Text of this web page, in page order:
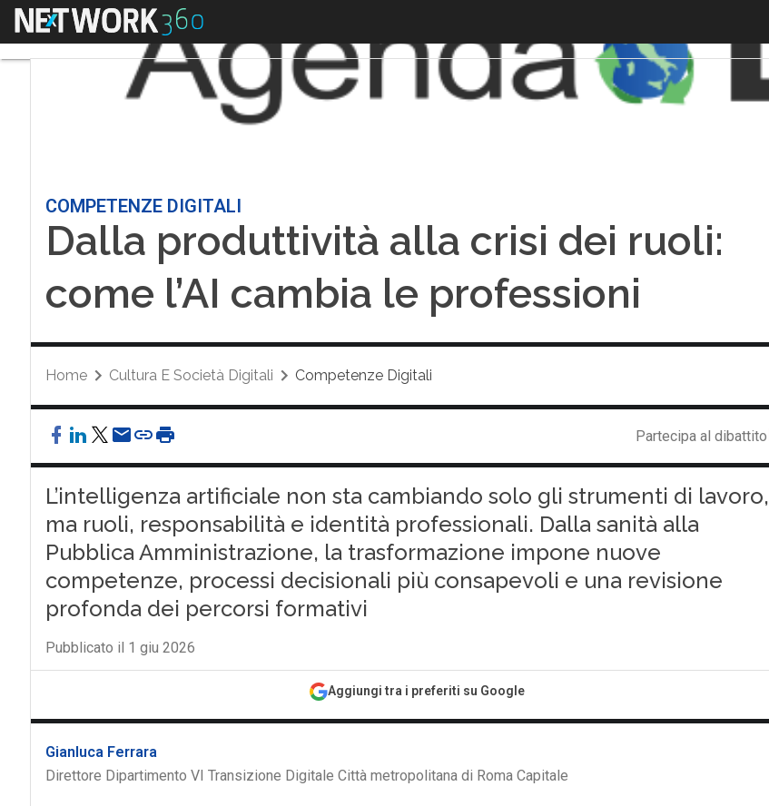
Menu
COMPETENZE DIGITALI
Dalla produttività alla crisi dei ruoli:
come l’AI cambia le professioni
Home Cultura E Società Digitali Competenze Digitali
Partecipa al dibattito
L’intelligenza artificiale non sta cambiando solo gli strumenti di lavoro,
ma ruoli, responsabilità e identità professionali. Dalla sanità alla
Pubblica Amministrazione, la trasformazione impone nuove
competenze, processi decisionali più consapevoli e una revisione
profonda dei percorsi formativi
Pubblicato il 1 giu 2026
Aggiungi tra i preferiti su Google
Gianluca Ferrara
Direttore Dipartimento VI Transizione Digitale Città metropolitana di Roma Capitale